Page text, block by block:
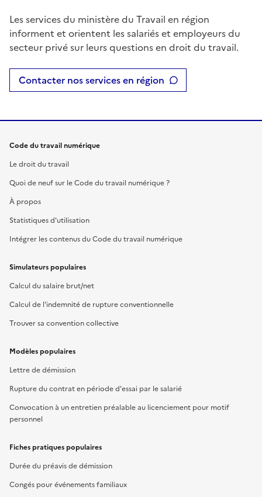
Les services du ministère du Travail en région
informent et orientent les salariés et employeurs du
secteur privé sur leurs questions en droit du travail.
Contacter nos services en région
Code du travail numérique
Le droit du travail
Quoi de neuf sur le Code du travail numérique ?
À propos
Statistiques d'utilisation
Intégrer les contenus du Code du travail numérique
Simulateurs populaires
Calcul du salaire brut/net
Calcul de l'indemnité de rupture conventionnelle
Trouver sa convention collective
Modèles populaires
Lettre de démission
Rupture du contrat en période d'essai par le salarié
Convocation à un entretien préalable au licenciement pour motif
personnel
Fiches pratiques populaires
Durée du préavis de démission
Congés pour événements familiaux